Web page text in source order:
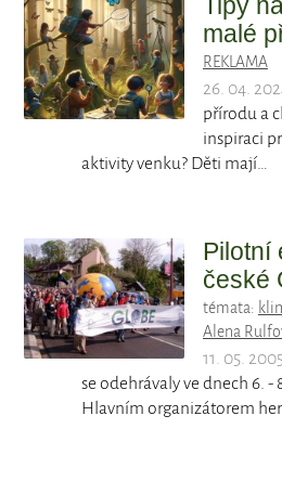
Tipy
malé
REKLAMA
26. 04.
přírodu a
inspiraci
aktivity venku? Děti mají…
Pilotní
české
témata:
Alena
11. 05.
se odehrávaly ve dnech 6. -
Hlavním organizátorem